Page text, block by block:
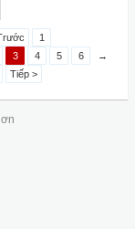
1
3 4 5 6
→
Tiếp >